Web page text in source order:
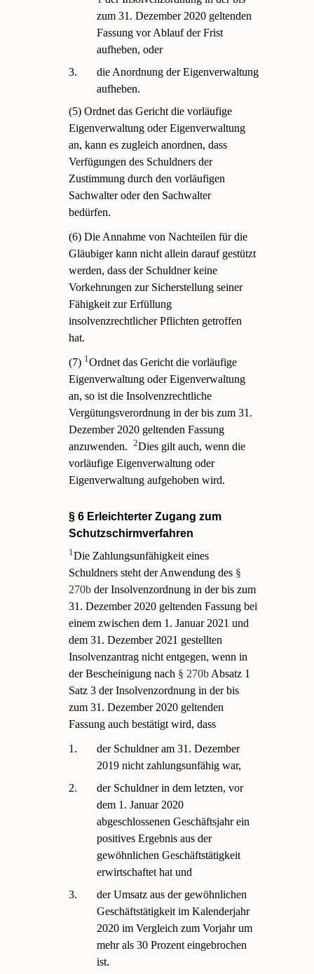
zum 31. Dezember 2020 geltenden
Fassung vor Ablauf der Frist
aufheben, oder
3.
die Anordnung der Eigenverwaltung
aufheben.
(5) Ordnet das Gericht die vorläufige
Eigenverwaltung oder Eigenverwaltung
an, kann es zugleich anordnen, dass
Verfügungen des Schuldners der
Zustimmung durch den vorläufigen
Sachwalter oder den Sachwalter
bedürfen.
(6) Die Annahme von Nachteilen für die
Gläubiger kann nicht allein darauf gestützt
werden, dass der Schuldner keine
Vorkehrungen zur Sicherstellung seiner
Fähigkeit zur Erfüllung
insolvenzrechtlicher Pflichten getroffen
hat.
(7) 1Ordnet das Gericht die vorläufige
Eigenverwaltung oder Eigenverwaltung
an, so ist die Insolvenzrechtliche
Vergütungsverordnung in der bis zum 31.
Dezember 2020 geltenden Fassung
anzuwenden.
2Dies gilt auch, wenn die
vorläufige Eigenverwaltung oder
Eigenverwaltung aufgehoben wird.
§ 6 Erleichterter Zugang zum
Schutzschirmverfahren
1Die Zahlungsunfähigkeit eines
Schuldners steht der Anwendung des §
270b der Insolvenzordnung in der bis zum
31. Dezember 2020 geltenden Fassung bei
einem zwischen dem 1. Januar 2021 und
dem 31. Dezember 2021 gestellten
Insolvenzantrag nicht entgegen, wenn in
der Bescheinigung nach § 270b Absatz 1
Satz 3 der Insolvenzordnung in der bis
zum 31. Dezember 2020 geltenden
Fassung auch bestätigt wird, dass
1.
der Schuldner am 31. Dezember
2019 nicht zahlungsunfähig war,
2.
der Schuldner in dem letzten, vor
dem 1. Januar 2020
abgeschlossenen Geschäftsjahr ein
positives Ergebnis aus der
gewöhnlichen Geschäftstätigkeit
erwirtschaftet hat und
3.
der Umsatz aus der gewöhnlichen
Geschäftstätigkeit im Kalenderjahr
2020 im Vergleich zum Vorjahr um
mehr als 30 Prozent eingebrochen
ist.